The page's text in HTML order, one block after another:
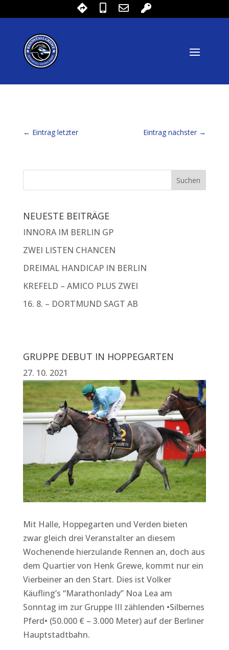
← Eintrag letzter Eintrag nächster →
NEUESTE BEITRÄGE
INNORA IM BERLIN GP
ZWEI LISTEN CHANCEN
DREIMAL HANDICAP IN BERLIN
KREFELD – AMICO PLUS ZWEI
16. 8. – DORTMUND SAGT AB
GRUPPE DEBUT IN HOPPEGARTEN
27. 10. 2021
Mit Halle, Hoppegarten und Verden bieten
zwar gleich drei Veranstalter an diesem
Wochenende hierzulande Rennen an, doch aus
dem Quartier von Henk Grewe, kommt nur ein
Vierbeiner an den Start. Dies ist Volker
Käufling’s “Marathonlady” Noa Lea am
Sonntag im zur Gruppe III zählenden •Silbernes
Pferd• (50.000 € – 3.000 Meter) auf der Berliner
Hauptstadtbahn.